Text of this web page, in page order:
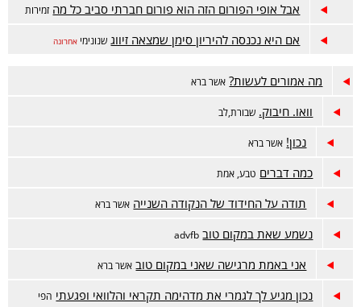
אבל אופי הפורום הזה הוא פורום חברתי סביב כל מה זמירות
אם היא נכנסה להיריון סימן שמצאה זיווג שנונימי אחרונה
מה אמורים לעשות? אשר ברא
וואו. חיבוק. שבורת,לב
נכון! אשר ברא
כמה דברים טבע, אמת
תודה על החידוד של הנקודה השנייה אשר ברא
נשמע שאת במקום טוב advfb
אני באמת מרגישה שאני במקום טוב אשר ברא
נכון מגיע לך לגמרי את מדהימה תקראי והלוואי ופגעתי הפי